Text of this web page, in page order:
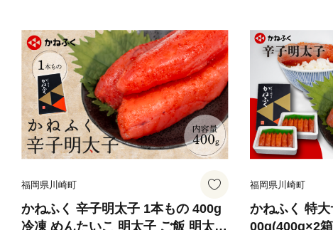
福岡県川崎町
かねふく 辛子明太子 1本もの 400g
冷凍 めんたいこ 明太子 ご飯 明太
福岡県川崎町
かねふく 特
00g(400g×2箱) 冷凍 めんたいこ